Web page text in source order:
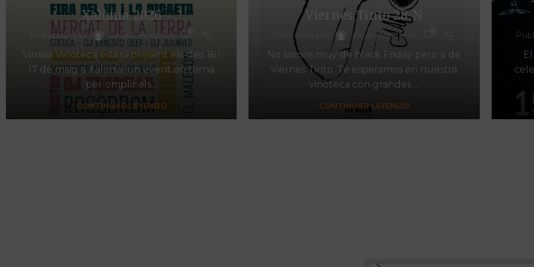
Xalònia 2026
Publicado por Vinalia Vinoteca
Vinalia Vinoteca estarà present els dies 16 i
17 de maig a Xalònia, un event on torna
per omplir els...
CONTINUAR LEYENDO
Viernes Tinto 28-N
Publicado por Vinalia Vinoteca
No somos muy de black Friday pero si de
Viernes Tinto. Te esperamos en nuestra
vinoteca con grandes ...
CONTINUAR LEYENDO